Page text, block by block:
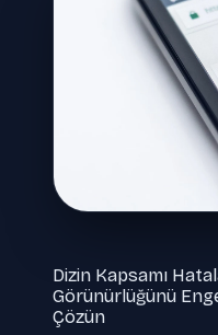
Dizin Kapsamı
Görünürlüğünü
Çözün